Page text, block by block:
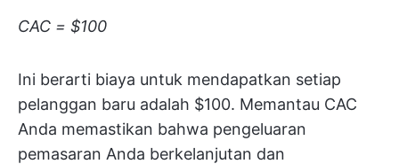
CAC = $100
Ini berarti biaya untuk mendapatkan setiap
pelanggan baru adalah $100. Memantau CAC
Anda memastikan bahwa pengeluaran
pemasaran Anda berkelanjutan dan